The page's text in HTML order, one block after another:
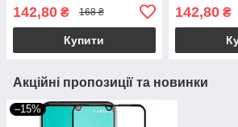
142,80 ₴ 168 ₴
Купити
142,80₴
Акційні пропозиції та новинки
–15%